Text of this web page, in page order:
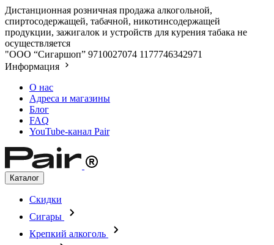
Дистанционная розничная продажа алкогольной,
спиртосодержащей, табачной, никотинсодержащей
продукции, зажигалок и устройств для курения табака не
осуществляется
"ООО “Сигаршоп” 9710027074 1177746342971
Информация
О нас
Адреса и магазины
Блог
FAQ
YouTube-канал Pair
Каталог
Скидки
Сигары
Крепкий алкоголь